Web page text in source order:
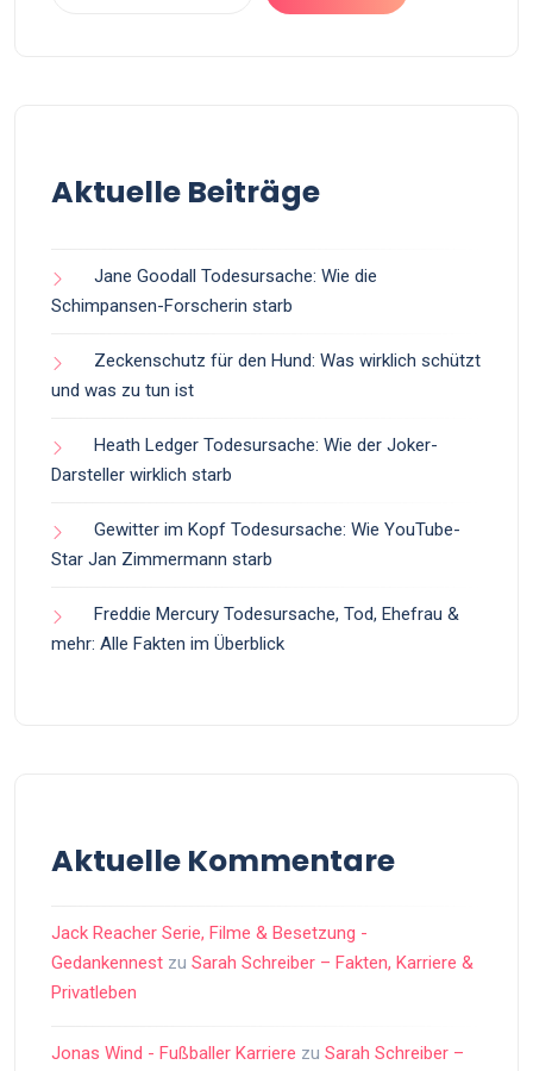
Aktuelle Beiträge
Jane Goodall Todesursache: Wie die
Schimpansen-Forscherin starb
Zeckenschutz für den Hund: Was wirklich schützt
und was zu tun ist
Heath Ledger Todesursache: Wie der Joker-
Darsteller wirklich starb
Gewitter im Kopf Todesursache: Wie YouTube-
Star Jan Zimmermann starb
Freddie Mercury Todesursache, Tod, Ehefrau &
mehr: Alle Fakten im Überblick
Aktuelle Kommentare
Jack Reacher Serie, Filme & Besetzung -
Gedankennest zu Sarah Schreiber – Fakten, Karriere &
Privatleben
Jonas Wind - Fußballer Karriere zu Sarah Schreiber –